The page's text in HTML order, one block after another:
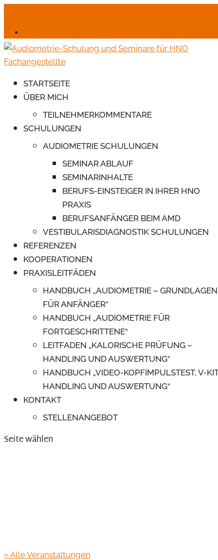
STARTSEITE
ÜBER MICH
TEILNEHMERKOMMENTARE
SCHULUNGEN
AUDIOMETRIE SCHULUNGEN
SEMINAR ABLAUF
SEMINARINHALTE
BERUFS-EINSTEIGER IN IHRER HNO
PRAXIS
BERUFSANFÄNGER BEIM AMD
VESTIBULARISDIAGNOSTIK SCHULUNGEN
REFERENZEN
KOOPERATIONEN
PRAXISLEITFÄDEN
HANDBUCH „AUDIOMETRIE – GRUNDLAGEN
FÜR ANFÄNGER“
HANDBUCH „AUDIOMETRIE FÜR
FORTGESCHRITTENE“
LEITFADEN „KALORISCHE PRÜFUNG –
HANDLING UND AUSWERTUNG“
HANDBUCH „VIDEO-KOPFIMPULSTEST, V-
HANDLING UND AUSWERTUNG“
KONTAKT
STELLENANGEBOT
Seite wählen
« Alle Veranstaltungen